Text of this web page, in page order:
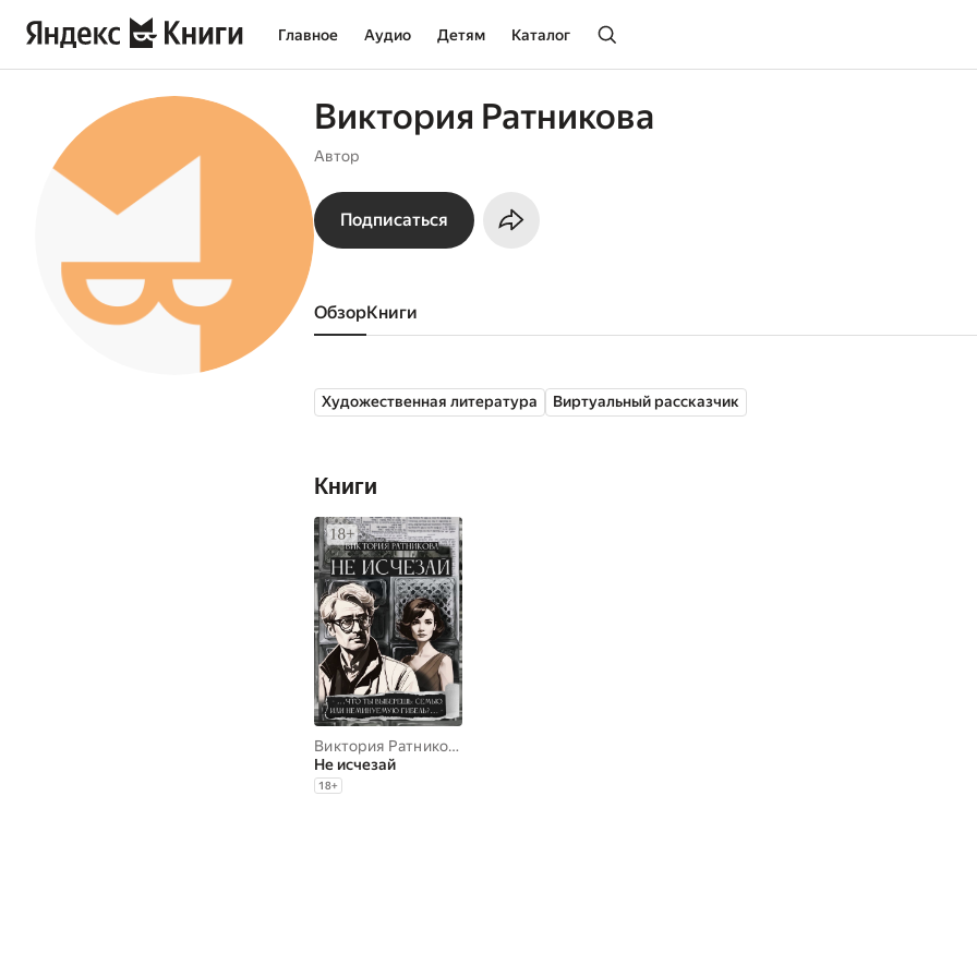
Главное Аудио Детям Каталог
Виктория Ратникова
Автор
Подписаться
Обзор книги
Художественная литература Виртуальный рассказчик
Книги
Виктория Ратникова
Не исчезай
18+